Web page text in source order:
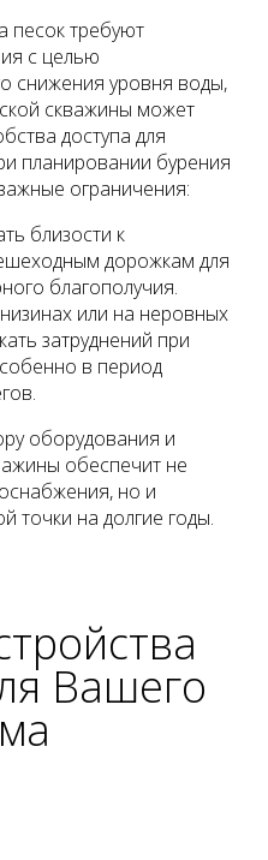
песок требуют
с целью
снижения уровня воды,
скважины может
доступа для
планировании бурения
ограничения:
близости к
дорожкам для
благополучия.
или на неровных
затруднений при
в период
оборудования и
обеспечит не
но и
точки на долгие годы.
Вашего